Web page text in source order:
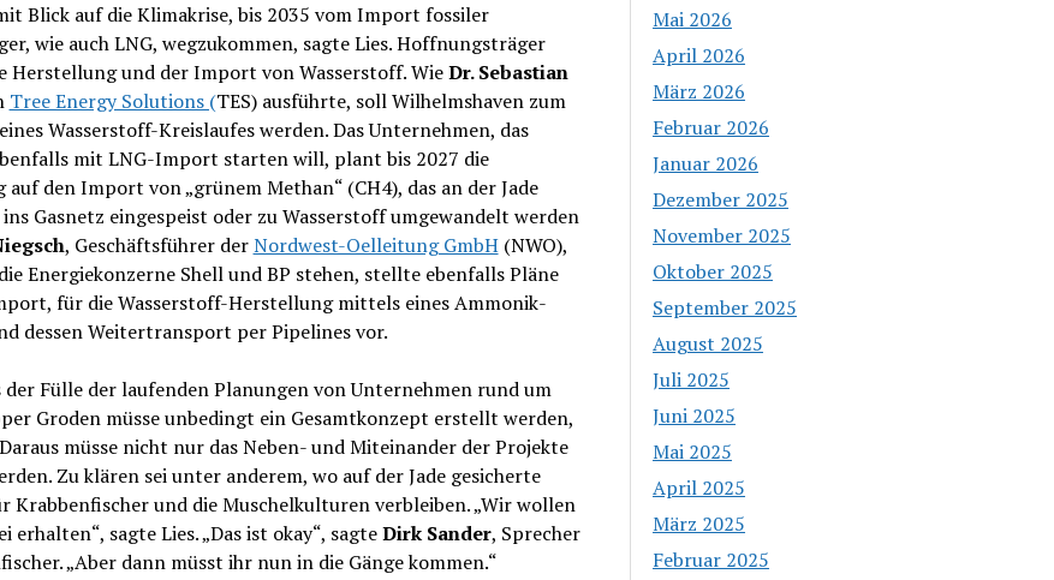
Blick auf die Klimakrise, bis 2035 vom Import fossiler
wie auch LNG, wegzukommen, sagte Lies. Hoffnungsträger
Herstellung und der Import von Wasserstoff. WieDr. Sebastian
Tree Energy Solutions (TES) ausführte, soll Wilhelmshaven zum
Wasserstoff-Kreislaufes werden. Das Unternehmen, das
mit LNG-Import starten will, plant bis 2027 die
auf den Import von „grünem Methan“ (CH4), das an der Jade
Gasnetz eingespeist oder zu Wasserstoff umgewandelt werden
, Geschäftsführer derNordwest-Oelleitung GmbH(NWO),
Energiekonzerne Shell und BP stehen, stellte ebenfalls Pläne
für die Wasserstoff-Herstellung mittels eines Ammonik-
dessen Weitertransport per Pipelines vor.
der Fülle der laufenden Planungen von Unternehmen rund um
Groden müsse unbedingt ein Gesamtkonzept erstellt werden,
müsse nicht nur das Neben- und Miteinander der Projekte
Zu klären sei unter anderem, wo auf der Jade gesicherte
Krabbenfischer und die Muschelkulturen verbleiben. „Wir wollen
erhalten“, sagte Lies. „Das ist okay“, sagteDirk Sander, Sprecher
„Aber dann müsst ihr nun in die Gänge kommen.“
Mai 2026
April 2026
März 2026
Februar 2026
Januar 2026
Dezember 2025
November 2025
Oktober 2025
September 2025
August 2025
Juli 2025
Juni 2025
Mai 2025
April 2025
März 2025
Februar 2025